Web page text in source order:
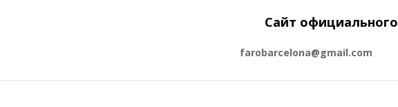
Сайт
farobarcelona@gmail.com